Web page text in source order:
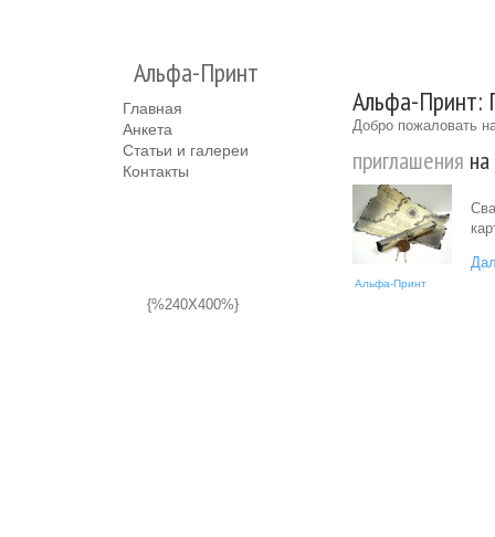
Альфа-Принт
Главная
Анкета
Статьи и галереи
Контакты
{%240X400%}
Альфа-Принт:
Добро пожаловать
приглашения
Альфа-Принт